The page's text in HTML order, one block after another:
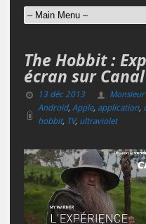
The Hobbit :
écran sur
13 déc 2013
Android, Apple, application,
hobbit, TV, ultraviolet